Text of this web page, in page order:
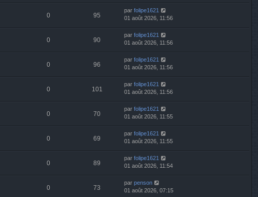
0 95
par folipe1621
01 août 2026, 11:56
0 90
par folipe1621
01 août 2026, 11:56
0 96
par folipe1621
01 août 2026, 11:56
0 101
par folipe1621
01 août 2026, 11:56
0 70
par folipe1621
01 août 2026, 11:55
0 69
par folipe1621
01 août 2026, 11:55
0 89
par folipe1621
01 août 2026, 11:54
0 73
par penson
01 août 2026, 07:15